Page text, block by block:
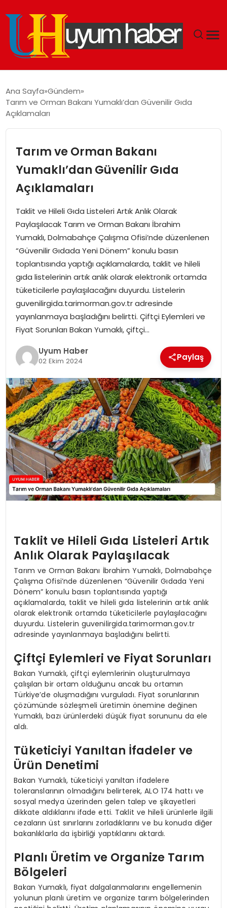
EKONOMI
SPOR
TEKNOLOJI
SAĞLIK
MAGAZIN
YAŞAM
Ana Sayfa Gündem
Tarım ve Orman Bakanı Yumaklı’dan Güvenilir Gıda
Açıklamaları
Tarım ve Orman Bakanı
Yumaklı’dan Güvenilir Gıda
Açıklamaları
Taklit ve Hileli Gıda Listeleri Artık Anlık Olarak
Paylaşılacak Tarım ve Orman Bakanı İbrahim
Yumaklı, Dolmabahçe Çalışma Ofisi’nde düzenlenen
“Güvenilir Gıdada Yeni Dönem” konulu basın
toplantısında yaptığı açıklamalarda, taklit ve hileli
gıda listelerinin artık anlık olarak elektronik ortamda
tüketicilerle paylaşılacağını duyurdu. Listelerin
guvenilirgida.tarimorman.gov.tr adresinde
yayınlanmaya başladığını belirtti. Çiftçi Eylemleri ve
Fiyat Sorunları Bakan Yumaklı, çiftçi…
Uyum Haber
02 Ekim 2024 Paylaş
Taklit ve Hileli Gıda Listeleri Artık
Anlık Olarak Paylaşılacak
Tarım ve Orman Bakanı İbrahim Yumaklı, Dolmabahçe
Çalışma Ofisi’nde düzenlenen “Güvenilir Gıdada Yeni
Dönem” konulu basın toplantısında yaptığı
açıklamalarda, taklit ve hileli gıda listelerinin artık anlık
olarak elektronik ortamda tüketicilerle paylaşılacağını
duyurdu. Listelerin guvenilirgida.tarimorman.gov.tr
adresinde yayınlanmaya başladığını belirtti.
Çiftçi Eylemleri ve Fiyat Sorunları
Bakan Yumaklı, çiftçi eylemlerinin oluşturulmaya
çalışılan bir ortam olduğunu ancak bu ortamın
Türkiye’de oluşmadığını vurguladı. Fiyat sorunlarının
çözümünde sözleşmeli üretimin önemine değinen
Yumaklı, bazı ürünlerdeki düşük fiyat sorununu da ele
aldı.
Tüketiciyi Yanıltan İfadeler ve
Ürün Denetimi
Bakan Yumaklı, tüketiciyi yanıltan ifadelere
toleranslarının olmadığını belirterek, ALO 174 hattı ve
sosyal medya üzerinden gelen talep ve şikayetleri
dikkate aldıklarını ifade etti. Taklit ve hileli ürünlerle ilgili
cezaların üst sınırlarını zorladıklarını ve bu konuda diğer
bakanlıklarla da işbirliği yaptıklarını aktardı.
Planlı Üretim ve Organize Tarım
Bölgeleri
Bakan Yumaklı, fiyat dalgalanmalarını engellemenin
yolunun planlı üretim ve organize tarım bölgelerinden